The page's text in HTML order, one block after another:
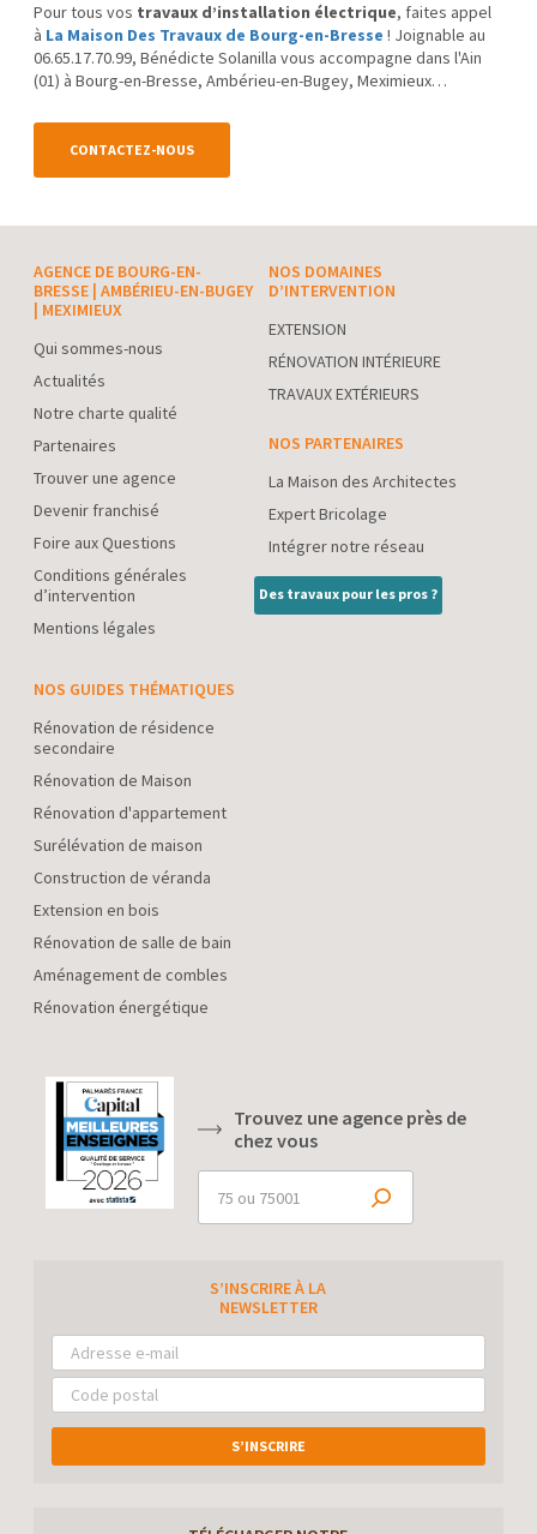
Pour tous vos travaux d’installation électrique, faites appel
à La Maison Des Travaux de Bourg-en-Bresse ! Joignable au
06.65.17.70.99, Bénédicte Solanilla vous accompagne dans l'Ain
(01) à Bourg-en-Bresse, Ambérieu-en-Bugey, Meximieux…
CONTACTEZ-NOUS
AGENCE DE BOURG-EN-
BRESSE | AMBÉRIEU-EN-BUGEY
| MEXIMIEUX
Qui sommes-nous
Actualités
Notre charte qualité
Partenaires
Trouver une agence
Devenir franchisé
Foire aux Questions
Conditions générales
d’intervention
Mentions légales
NOS DOMAINES
D’INTERVENTION
EXTENSION
RÉNOVATION INTÉRIEURE
TRAVAUX EXTÉRIEURS
NOS PARTENAIRES
La Maison des Architectes
Expert Bricolage
Intégrer notre réseau
Des travaux pour les pros ?
NOS GUIDES THÉMATIQUES
Rénovation de résidence
secondaire
Rénovation de Maison
Rénovation d'appartement
Surélévation de maison
Construction de véranda
Extension en bois
Rénovation de salle de bain
Aménagement de combles
Rénovation énergétique
Trouvez une agence près de
chez vous
S’INSCRIRE À LA
NEWSLETTER
S’INSCRIRE